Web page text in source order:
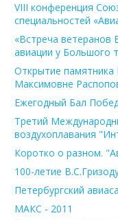
VIII конференция
специальностей
«Встреча ветеранов
авиации у Большого
Открытие
Максимовне
Ежегодный Бал
Третий
воздухоплавания
Коротко о разном.
100-летие
Петербургский
МАКС - 2011